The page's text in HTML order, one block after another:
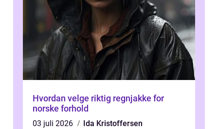
Hvordan velge riktig regnjakke for
norske forhold
03 juli 2026
Ida Kristoffersen